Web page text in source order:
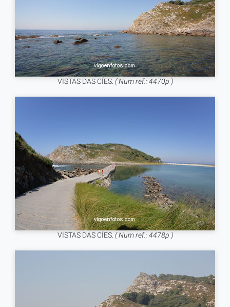
VISTAS DAS CÍES. ( Num ref.: 4470p )
VISTAS DAS CÍES. ( Num ref.: 4478p )